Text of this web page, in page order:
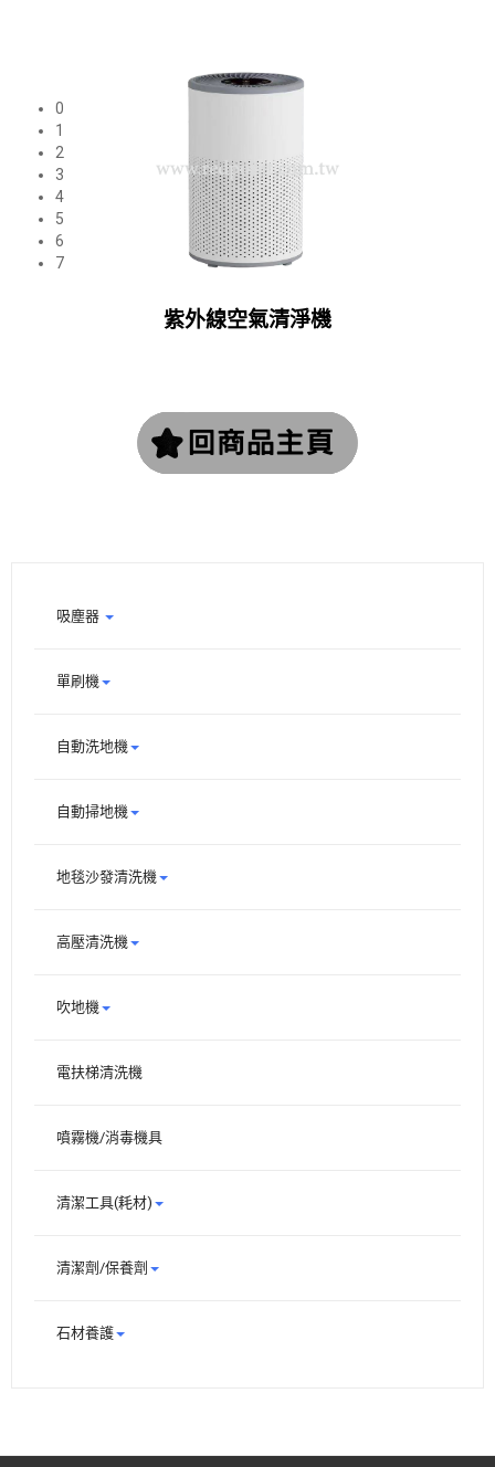
0
1
2
3
4
5
6
7
紫外線空氣清淨機
吸塵器
單刷機
自動洗地機
自動掃地機
地毯沙發清洗機
高壓清洗機
吹地機
電扶梯清洗機
噴霧機/消毒機具
清潔工具(耗材)
清潔劑/保養劑
石材養護